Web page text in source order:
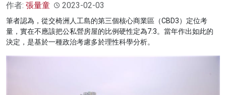
作者: 張量童 2023-02-03
筆者認為，從交椅洲人工島的第三個核心商業區（CBD3）定位考
量，實在不應該把公私營房屋的比例硬性定為7:3。當年作出如此的
決定，是基於一種政治考慮多於理性科學分析。